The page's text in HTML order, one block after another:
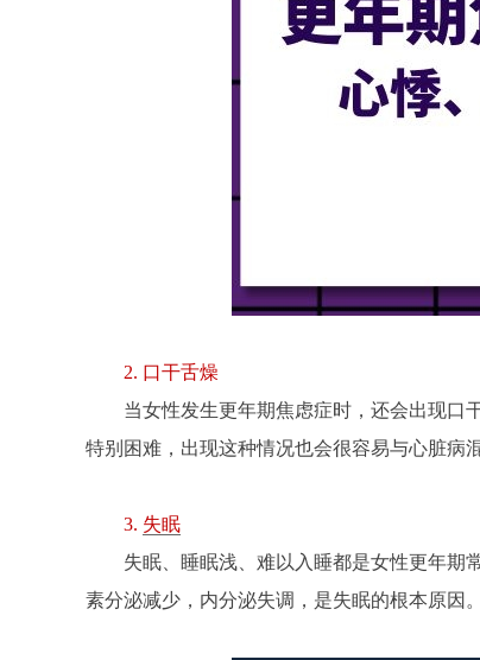
2. 口干舌燥
当女性发生更年期焦虑症时，还会出现口
特别困难，出现这种情况也会很容易与心脏病
3. 失眠
失眠、睡眠浅、难以入睡都是女性更年期
素分泌减少，内分泌失调，是失眠的根本原因。